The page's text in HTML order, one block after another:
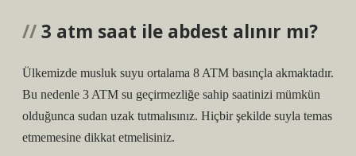
3 atm saat ile abdest alınır mı?
Ülkemizde musluk suyu ortalama 8 ATM basınçla akmaktadır.
Bu nedenle 3 ATM su geçirmezliğe sahip saatinizi mümkün
olduğunca sudan uzak tutmalısınız. Hiçbir şekilde suyla temas
etmemesine dikkat etmelisiniz.